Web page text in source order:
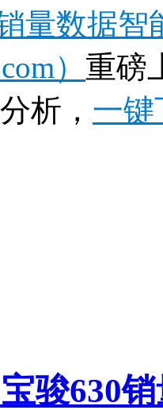
量数据
） 重磅
析， 一键
骏630